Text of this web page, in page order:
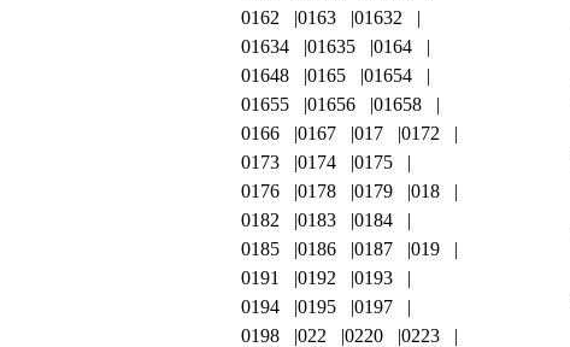
0162
0163
01632
01634
01635
0164
01648
0165
01654
01655
01656
01658
0166
0167 017
0172
0173
0174
0175
0176
0178 0179
018
0182
0183
0184
0185
0186 0187
019
0191
0192
0193
0194
0195
0197
0198
022 0220
0223